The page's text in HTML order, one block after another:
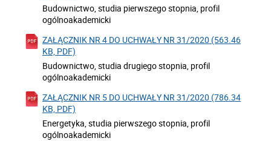
Budownictwo, studia pierwszego stopnia, profil
ogólnoakademicki
ZAŁĄCZNIK NR 4 DO UCHWAŁY NR 31/2020 (563.46
KB, PDF)
Budownictwo, studia drugiego stopnia, profil
ogólnoakademicki
ZAŁĄCZNIK NR 5 DO UCHWAŁY NR 31/2020 (786.34
KB, PDF)
Energetyka, studia pierwszego stopnia, profil
ogólnoakademicki